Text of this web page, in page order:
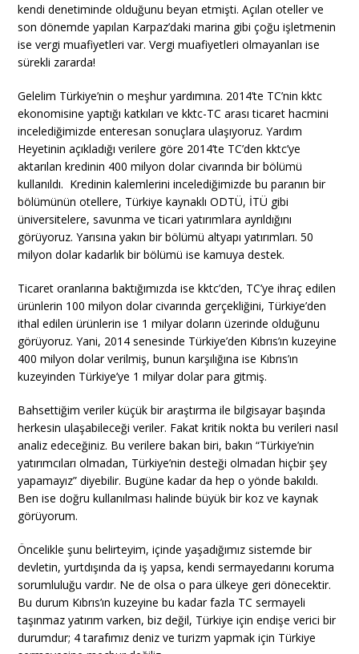
kendi denetiminde olduğunu beyan etmişti. Açılan oteller ve
son dönemde yapılan Karpaz’daki marina gibi çoğu işletmenin
ise vergi muafiyetleri var. Vergi muafiyetleri olmayanları ise
sürekli zararda!
Gelelim Türkiye’nin o meşhur yardımına. 2014’te TC’nin kktc
ekonomisine yaptığı katkıları ve kktc-TC arası ticaret hacmini
incelediğimizde enteresan sonuçlara ulaşıyoruz. Yardım
Heyetinin açıkladığı verilere göre 2014’te TC’den kktc’ye
aktarılan kredinin 400 milyon dolar civarında bir bölümü
kullanıldı. Kredinin kalemlerini incelediğimizde bu paranın bir
bölümünün otellere, Türkiye kaynaklı ODTÜ, İTÜ gibi
üniversitelere, savunma ve ticari yatırımlara ayrıldığını
görüyoruz. Yarısına yakın bir bölümü altyapı yatırımları. 50
milyon dolar kadarlık bir bölümü ise kamuya destek.
Ticaret oranlarına baktığımızda ise kktc’den, TC’ye ihraç edilen
ürünlerin 100 milyon dolar civarında gerçekliğini, Türkiye’den
ithal edilen ürünlerin ise 1 milyar doların üzerinde olduğunu
görüyoruz. Yani, 2014 senesinde Türkiye’den Kıbrıs’ın kuzeyine
400 milyon dolar verilmiş, bunun karşılığına ise Kıbrıs’ın
kuzeyinden Türkiye’ye 1 milyar dolar para gitmiş.
Bahsettiğim veriler küçük bir araştırma ile bilgisayar başında
herkesin ulaşabileceği veriler. Fakat kritik nokta bu verileri nasıl
analiz edeceğiniz. Bu verilere bakan biri, bakın “Türkiye’nin
yatırımcıları olmadan, Türkiye’nin desteği olmadan hiçbir şey
yapamayız” diyebilir. Bugüne kadar da hep o yönde bakıldı.
Ben ise doğru kullanılması halinde büyük bir koz ve kaynak
görüyorum.
Öncelikle şunu belirteyim, içinde yaşadığımız sistemde bir
devletin, yurtdışında da iş yapsa, kendi sermayedarını koruma
sorumluluğu vardır. Ne de olsa o para ülkeye geri dönecektir.
Bu durum Kıbrıs’ın kuzeyine bu kadar fazla TC sermayeli
taşınmaz yatırım varken, biz değil, Türkiye için endişe verici bir
durumdur; 4 tarafımız deniz ve turizm yapmak için Türkiye